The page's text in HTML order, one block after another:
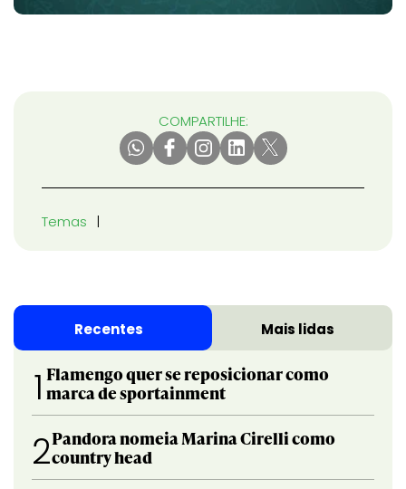
COMPARTILHE:
Temas
Recentes Mais lidas
1 Flamengo quer se reposicionar como
marca de sportainment
2Pandora nomeia Marina Cirelli como
country head